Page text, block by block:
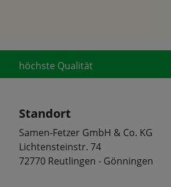
höchste Qualität
Standort
Samen-Fetzer GmbH & Co. KG
Lichtensteinstr. 74
72770 Reutlingen - Gönningen